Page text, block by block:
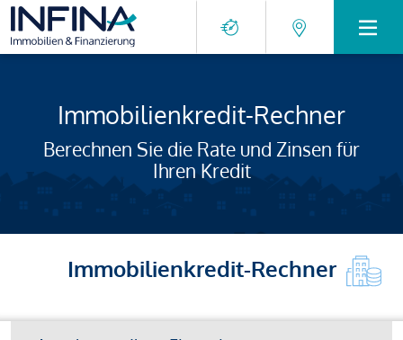
Immobilienkredit-Rechner
Berechnen Sie die Rate und Zinsen für
Ihren Kredit
Immobilienkredit-Rechner